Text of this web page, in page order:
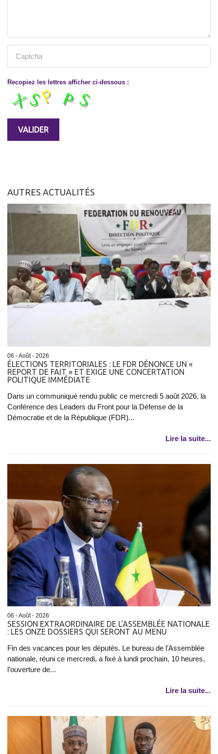
Recopiez les lettres afficher ci-dessous :
AUTRES ACTUALITÉS
06 - Août - 2026
ÉLECTIONS TERRITORIALES : LE FDR DÉNONCE UN «
REPORT DE FAIT » ET EXIGE UNE CONCERTATION
POLITIQUE IMMÉDIATE
Dans un communiqué rendu public ce mercredi 5 août 2026, la
Conférence des Leaders du Front pour la Défense de la
Démocratie et de la République (FDR)...
Lire la suite...
06 - Août - 2026
SESSION EXTRAORDINAIRE DE L'ASSEMBLÉE NATIONALE
: LES ONZE DOSSIERS QUI SERONT AU MENU
Fin des vacances pour les députés. Le bureau de l’Assemblée
nationale, réuni ce mercredi, a fixé à lundi prochain, 10 heures,
l’ouverture de...
Lire la suite...